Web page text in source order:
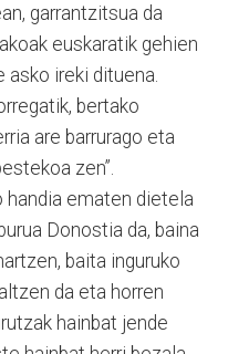
garrantzitsua da
euskaratik gehien
asko ireki dituena.
bertako
are barrurago eta
zen”.
handia ematen dietela
Donostia da, baina
baita inguruko
da eta horren
hainbat jende